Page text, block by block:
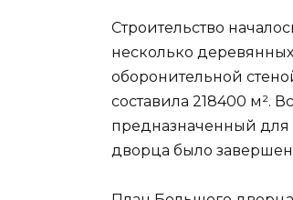
Строительство
несколько
оборонительной
составила 218400 м².
предназначенный для
дворца было